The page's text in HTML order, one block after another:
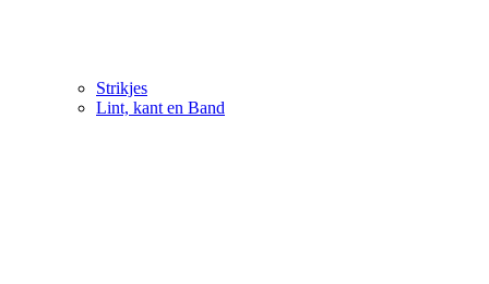
Strikjes
Lint, kant en Band